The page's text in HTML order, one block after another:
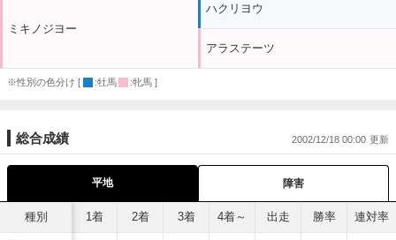
ミキノジヨー
ハクリヨウ
アラステーツ
※性別の色分け [ :牡馬 :牝馬 ]
総合成績 2002/12/18 00:00
平地 障害
種別 1着 2着 3着 4着～ 出走 勝率 連対率